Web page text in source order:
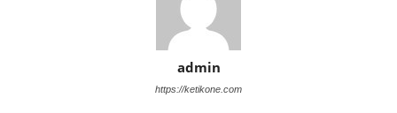
admin
https://ketikone.com